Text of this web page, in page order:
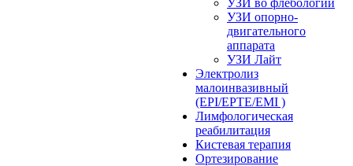
УЗИ во флебологии
УЗИ опорно-
двигательного
аппарата
УЗИ Лайт
Электролиз
малоинвазивный
(EPI/EPTE/EMI )
Лимфологическая
реабилитация
Кистевая терапия
Ортезирование